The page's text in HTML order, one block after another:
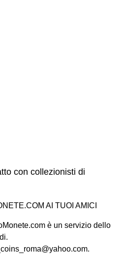
con collezionisti di
AI TUOI AMICI
è un servizio dello
.